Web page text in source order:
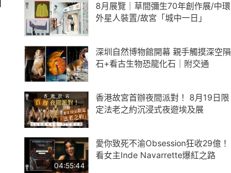
8月展覽｜草間彌生70年創作展/中環
外星人裝置/故宮「城中一日」
深圳自然博物館開幕 親手觸摸深空隕
石+看古生物恐龍化石｜附交通
香港故宮首辦夜間派對！ 8月19日限
定法老之約沉浸式夜遊埃及展
04:55:44
愛你致死不渝Obsession狂收29億！
看女主Inde Navarrette爆紅之路